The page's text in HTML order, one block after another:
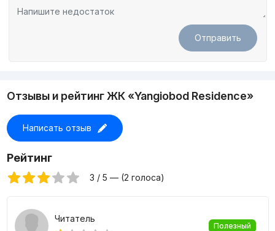
Отправить
Отзывы и рейтинг ЖК «Yangiobod Residence»
Написать отзыв
Рейтинг
3 / 5 — (2 голоса)
Читатель
Полезный